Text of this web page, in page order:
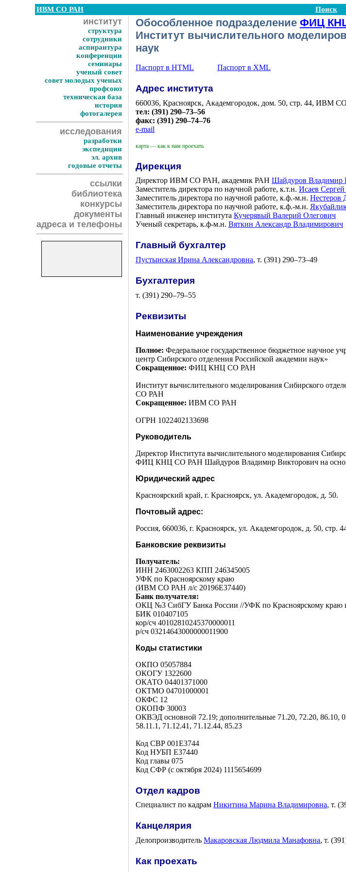
ИВМ СО РАН Поиск
институт
структура
сотрудники
аспирантура
конференции
семинары
ученый совет
совет молодых ученых
профсоюз
техническая база
история
фотогалерея
исследования
разработки
экспедиции
эл. архив
годовые отчеты
ссылки
библиотека
конкурсы
документы
адреса и телефоны
Обособленное подразделение ФИЦ
Институт вычислительного
наук
Паспорт в HTML Паспорт в XML
Адрес института
660036, Красноярск, Академгородок, дом. 50, стр. 44, ИВМ
тел: (391) 290–73–56
факс: (391) 290–74–76
e-mail
карта — как к нам проехать
Дирекция
Директор ИВМ СО РАН, академик РАН Шайдуров Владимир
Заместитель директора по научной работе, к.т.н. Исаев
Заместитель директора по научной работе, к.ф.-м.н. Нестеров
Заместитель директора по научной работе, к.ф.-м.н.
Главный инженер института Кучерявый Валерий Олегович
Ученый секpетаpь, к.ф-м.н. Вяткин Александр Владимирович
Главный бухгалтер
Пустынская Ирина Александровна, т. (391) 290–73–49
Бухгалтерия
т. (391) 290–79–55
Реквизиты
Наименование учреждения
Полное: Федеральное государственное бюджетное научное
центр Сибирского отделения Российской академии наук»
Сокращенное: ФИЦ КНЦ СО РАН
Институт вычислительного моделирования Сибирского
СО РАН
Сокращенное: ИВМ СО РАН
ОГРН 1022402133698
Руководитель
Директор Института вычислительного моделирования
ФИЦ КНЦ СО РАН Шайдуров Владимир Викторович на
Юридический адрес
Красноярский край, г. Красноярск, ул. Академгородок, д. 50.
Почтовый адрес:
Россия, 660036, г. Красноярск, ул. Академгородок, д. 50, стр.
Банковские реквизиты
Получатель:
ИНН 2463002263 КПП 246345005
УФК по Красноярскому краю
(ИВМ СО РАН л/с 20196Е37440)
Банк получателя:
ОКЦ №3 СибГУ Банка России //УФК по Красноярскому краю
БИК 010407105
кор/сч 40102810245370000011
р/сч 03214643000000011900
Коды статистики
ОКПО 05057884
ОКОГУ 1322600
ОКАТО 04401371000
ОКТМО 04701000001
ОКФС 12
ОКОПФ 30003
ОКВЭД основной 72.19; дополнительные 71.20, 72.20, 86.10,
58.11.1, 71.12.41, 71.12.44, 85.23
Код СВР 001Е3744
Код НУБП Е37440
Код главы 075
Код СФР (с октября 2024) 1115654699
Отдел кадров
Специалист по кадрам Никитина Марина Владимировна, т.
Канцелярия
Делопроизводитель Макаровская Людмила Манафовна, т.
Как проехать